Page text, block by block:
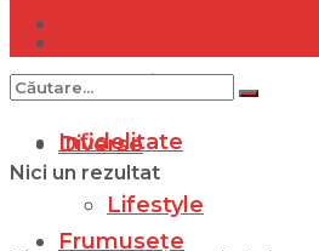
Internațional
Diverse
Lifestyle
Infidelitate
Frumusețe
Nici un rezultat